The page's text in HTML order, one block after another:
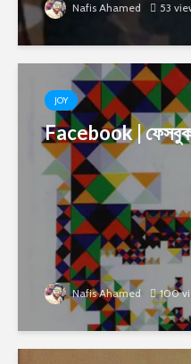
Nafis Ahamed 53
JOY
Facebook | ফেসবুক
Nafis Ahamed 100